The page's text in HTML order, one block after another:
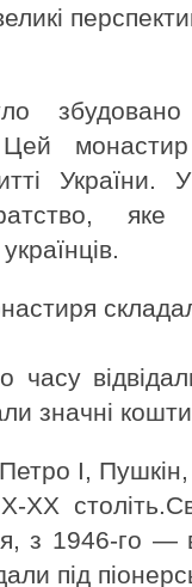
яке
часу
значні
І,
ХХ
з 1946-го —
під